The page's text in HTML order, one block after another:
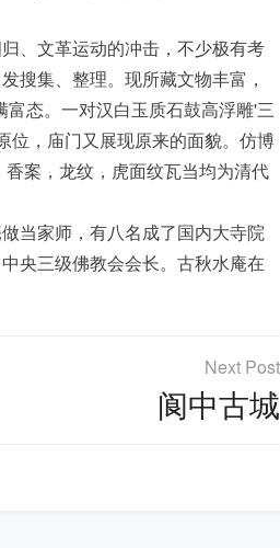
、文革运动的冲击，不少极有考
搜集、整理。现所藏文物丰富，
态。一对汉白玉质石鼓高浮雕'三
位，庙门又展现原来的面貌。仿博
案，龙纹，虎面纹瓦当均为清代
当家师，有八名成了国内大寺院
央三级佛教会会长。古秋水庵在
阆中古城